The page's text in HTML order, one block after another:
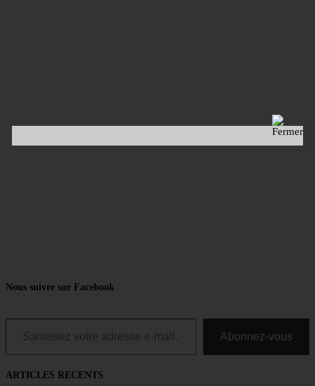
Nous suivre sur Facebook
Saisissez votre adresse e-mail…
Abonnez-vous
ARTICLES RECENTS